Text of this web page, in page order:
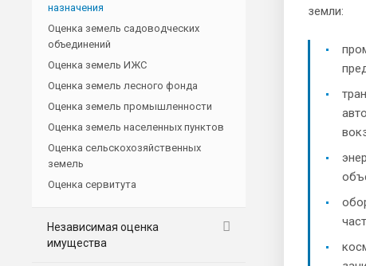
земли:
назначения
Оценка земель садоводческих
объединений
Оценка земель ИЖС
Оценка земель лесного фонда
Оценка земель промышленности
Оценка земель населенных пунктов
Оценка сельскохозяйственных
земель
Оценка сервитута
Независимая оценка
имущества